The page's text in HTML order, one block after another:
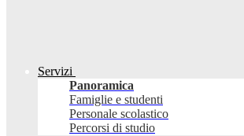
Servizi
Panoramica
Famiglie e studenti
Personale scolastico
Percorsi di studio